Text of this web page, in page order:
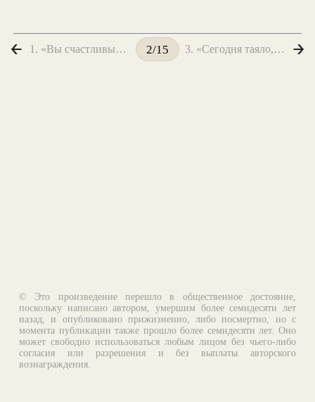
1. «Вы счастливы? — Не скажете! — Едва ли!..» 2/15 3. «Сегодня таяло, сегодня...»
© Это произведение перешло в общественное достояние,
поскольку написано автором, умершим более семидесяти лет
назад, и опубликовано прижизненно, либо посмертно, но с
момента публикации также прошло более семидесяти лет. Оно
может свободно использоваться любым лицом без чьего-либо
согласия или разрешения и без выплаты авторского
вознаграждения.